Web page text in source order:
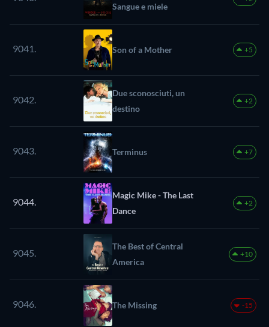
Sangue e miele
9041. Son of a Mother +5
9042.
Due sconosciuti, un
destino
+2
9043. Terminus +7
9044.
Magic Mike - The Last
Dance
+2
9045.
The Best of Central
America
+10
9046. The Missing -15